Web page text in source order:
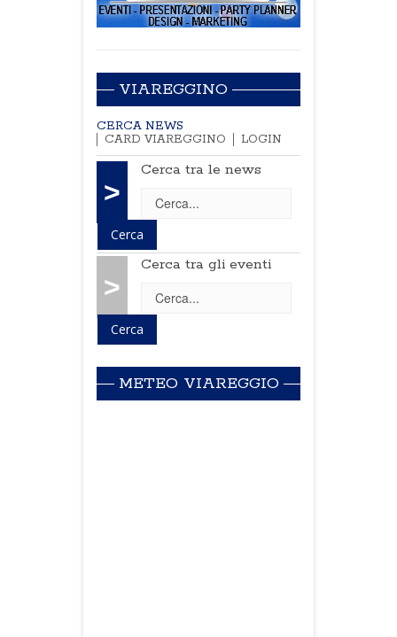
VIAREGGINO
CERCA NEWS
CARD VIAREGGINO
LOGIN
>
Cerca tra le news
>
Cerca tra gli eventi
METEO VIAREGGIO